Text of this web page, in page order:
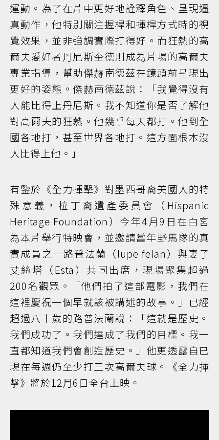
運動。為了在片中更好地詮釋角色、呈現逼
真動作，他特別關注握桿和揮桿方式時的視
覺效果，並非強調實際打得好。而狂熱的高
爾夫愛好者丹尼斯奎德則成為片場的高爾夫
專業指導，幫助傑赫南德茲在鏡頭前呈現出
更好的姿態。傑赫南德茲說：「我覺得沒有
人能比得上丹尼斯。我不知道你是否了解他
對高爾夫的狂熱。他幾乎每天都打。他到全
國各地打，甚至世界各地打。這方面根本沒
人比得上他。」
有鑒於《全力揮擊》對墨西哥裔美國人的特
殊意義，拉丁裔遺產委員會（Hispanic
Heritage Foundation）今年4月9日在白宮
為本片舉行特映會，並邀請當年野馬隊的真
實成員之一路普法蘭（lupe felan）與妻子
艾絲塔（Esta）共同出席，現場聚集超過
200名觀眾。「他們拍了這部電影，我們在
這裡慶祝一個早就該被講述的故事。」已經
超過八十歲的路普法蘭說：「這就是歷史。
我們成功了。我們達成了我們的目標。我一
直都知道我們會創造歷史。」他更透露自已
現在每週仍至少打三次高爾夫球。《全力揮
擊》將於12月6日全台上映。